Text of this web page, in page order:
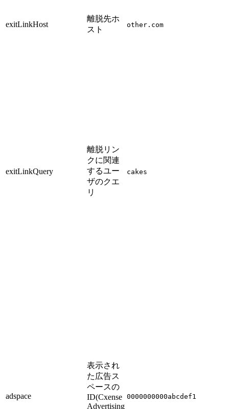
exitLinkHost
離脱先ホ
スト
other.com
exitLinkQuery
離脱リン
クに関連
するユー
ザのクエ
リ
cakes
adspace
表示され
た広告ス
ペースの
ID(Cxense
Advertising
0000000000abcdef1